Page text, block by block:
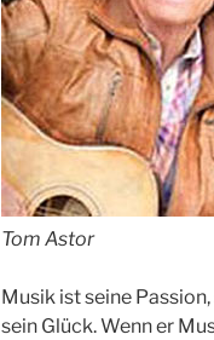
Tom Astor
Musik ist seine
sein Glück. Wenn er